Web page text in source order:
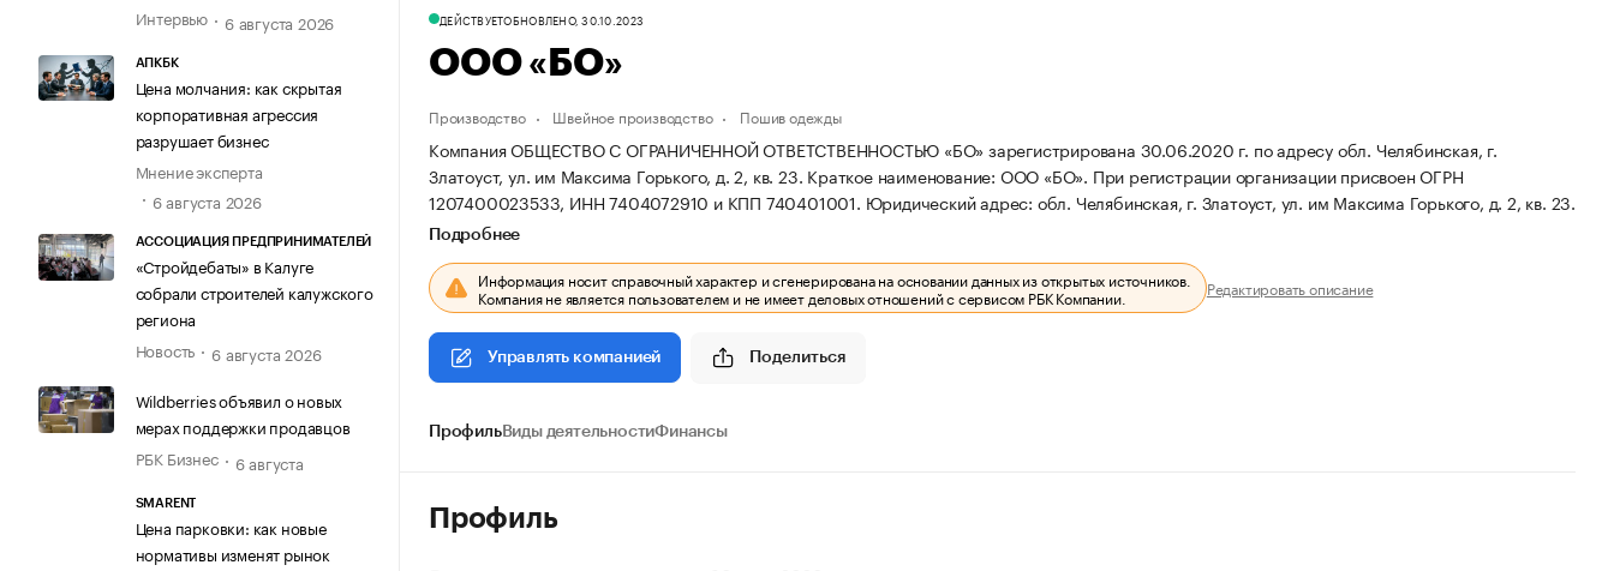
Интервью
6 августа 2026
АПКБК
Цена молчания: как скрытая
корпоративная агрессия
разрушает бизнес
Мнение эксперта
6 августа 2026
АССОЦИАЦИЯ ПРЕДПРИНИМАТЕЛЕЙ
«Стройдебаты» в Калуге
собрали строителей калужского
региона
Новость
6 августа 2026
Wildberries объявил о новых
мерах поддержки продавцов
РБК Бизнес
6 августа
SMARENT
Цена парковки: как новые
нормативы изменят рынок
ДЕЙСТВУЕТОБНОВЛЕНО, 30.10.2023
ООО «БО»
Производство Швейное производство Пошив одежды
Компания ОБЩЕСТВО С ОГРАНИЧЕННОЙ ОТВЕТСТВЕННОСТЬЮ «БО» зарегистрирована 30.06.2020 г. по адресу обл. Челябинская, г.
Златоуст, ул. им Максима Горького, д. 2, кв. 23. Краткое наименование: ООО «БО». При регистрации организации присвоен ОГРН
1207400023533, ИНН 7404072910 и КПП 740401001. Юридический адрес: обл. Челябинская, г. Златоуст, ул. им Максима Горького, д. 2, кв. 23.
Подробнее
Информация носит справочный характер и сгенерирована на основании данных из открытых источников.
Компания не является пользователем и не имеет деловых отношений с сервисом РБК Компании. Редактировать описание
Управлять компанией Поделиться
ПрофильВиды деятельностиФинансы
Профиль